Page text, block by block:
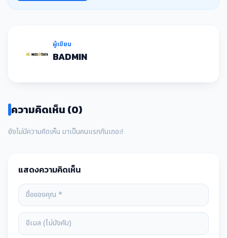
ผู้เขียน
BADMIN
ความคิดเห็น (0)
ยังไม่มีความคิดเห็น มาเป็นคนแรกกันเถอะ!
แสดงความคิดเห็น